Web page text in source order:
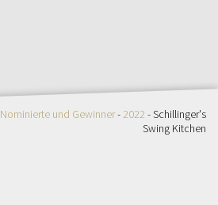
Nominierte und Gewinner- 2022 - Schillinger's
Swing Kitchen